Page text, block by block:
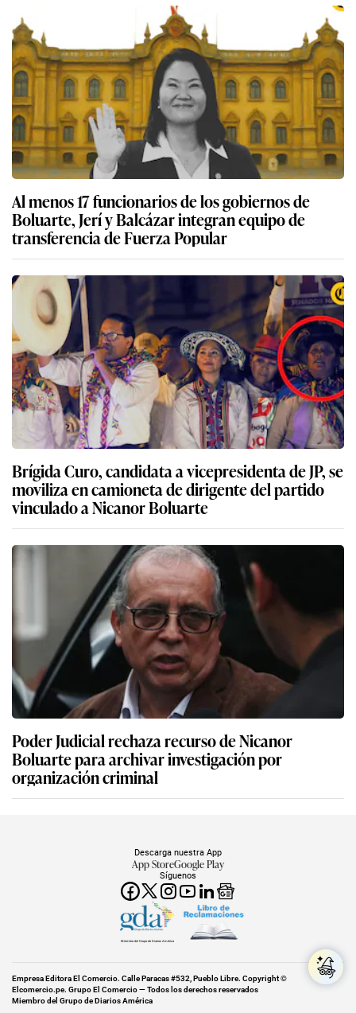
Al menos 17 funcionarios de los gobiernos de
Boluarte, Jerí y Balcázar integran equipo de
transferencia de Fuerza Popular
Brígida Curo, candidata a vicepresidenta de JP, se
moviliza en camioneta de dirigente del partido
vinculado a Nicanor Boluarte
Poder Judicial rechaza recurso de Nicanor
Boluarte para archivar investigación por
organización criminal
Síguenos
Descarga nuestra App
App StoreGoogle Play
Miembro del Grupo de Diarios América
Empresa Editora El Comercio. Calle Paracas #532, Pueblo Libre. Copyright ©
Elcomercio.pe. Grupo El Comercio — Todos los derechos reservados
Miembro del Grupo de Diarios América